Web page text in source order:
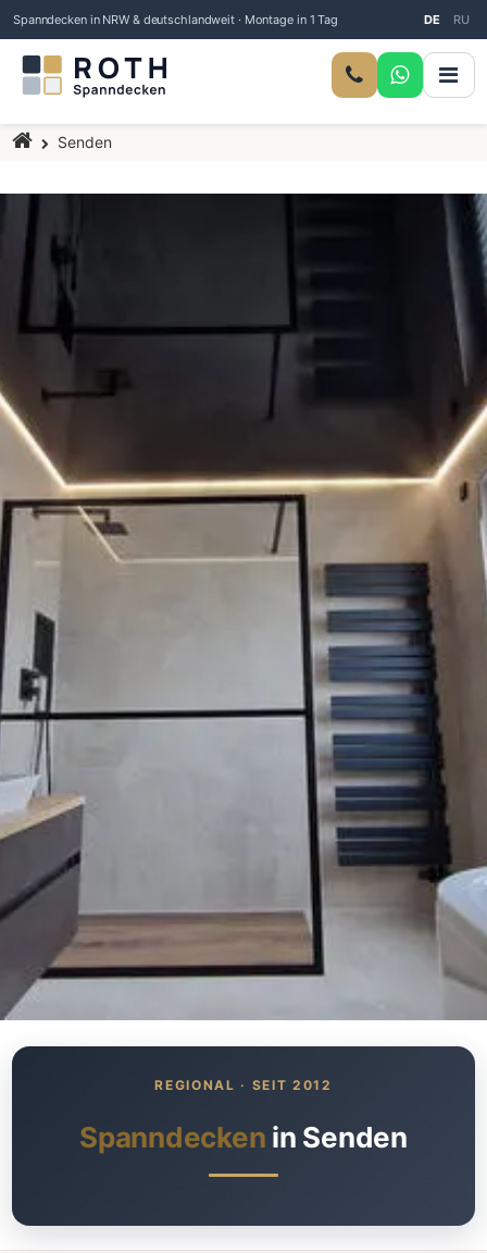
Spanndecken in NRW & deutschlandweit · Montage in 1 Tag DE RU
Startseite
Senden
Was kostet meine neue
Spanndecke?
Spanndecken in Senden